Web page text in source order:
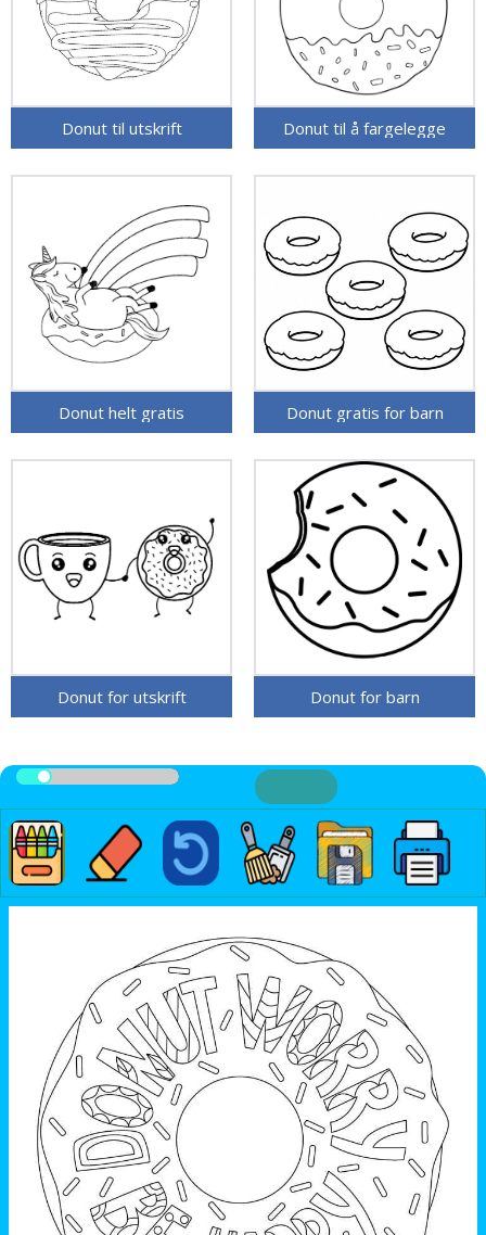
Donut til utskrift Donut til å fargelegge
Donut helt gratis Donut gratis for barn
Donut for utskrift Donut for barn